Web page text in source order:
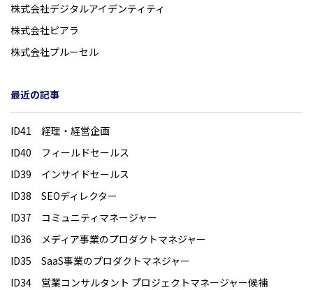
株式会社デジタルアイデンティティ
株式会社ピアラ
株式会社プルーセル
最近の記事
ID41 経理・経営企画
ID40 フィールドセールス
ID39 インサイドセールス
ID38 SEOディレクター
ID37 コミュニティマネージャー
ID36 メディア事業のプロダクトマネジャー
ID35 SaaS事業のプロダクトマネジャー
ID34 営業コンサルタント プロジェクトマネージャー候補